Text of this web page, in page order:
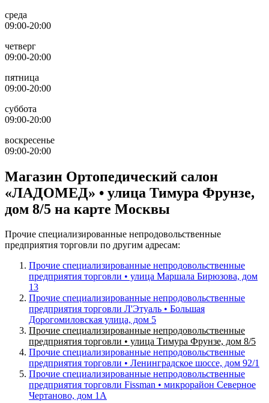
среда
09:00-20:00
четверг
09:00-20:00
пятница
09:00-20:00
суббота
09:00-20:00
воскресенье
09:00-20:00
Магазин Ортопедический салон
«ЛАДОМЕД» • улица Тимура Фрунзе,
дом 8/5 на карте Москвы
Прочие специализированные непродовольственные
предприятия торговли по другим адресам:
Прочие специализированные непродовольственные
предприятия торговли • улица Маршала Бирюзова, дом
13
Прочие специализированные непродовольственные
предприятия торговли Л'Этуаль • Большая
Дорогомиловская улица, дом 5
Прочие специализированные непродовольственные
предприятия торговли • улица Тимура Фрунзе, дом 8/5
Прочие специализированные непродовольственные
предприятия торговли • Ленинградское шоссе, дом 92/1
Прочие специализированные непродовольственные
предприятия торговли Fissman • микрорайон Северное
Чертаново, дом 1А